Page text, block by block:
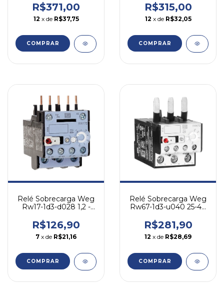
R$371,00
12 x de R$37,75
COMPRAR
R$315,00
12 x de R$32,05
COMPRAR
Relé Sobrecarga Weg
Rw17-1d3-d028 1,2 -
R$126,90
7 x de R$21,16
COMPRAR
Relé Sobrecarga Weg
Rw67-1d3-u040 25-40
R$281,90
12 x de R$28,69
COMPRAR